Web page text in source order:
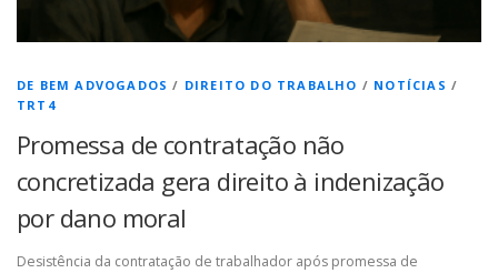
DE BEM ADVOGADOS / DIREITO DO TRABALHO / NOTÍCIAS /
TRT4
Promessa de contratação não
concretizada gera direito à indenização
por dano moral
Desistência da contratação de trabalhador após promessa de